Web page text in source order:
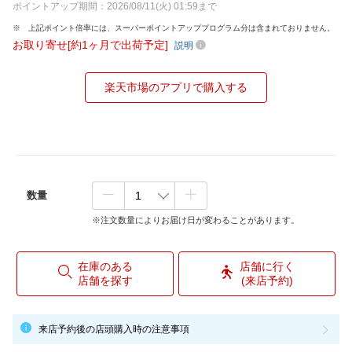
ポイントアップ期間：2026/08/11(火) 01:59まで
上記ポイント倍率には、スーパーポイントアッププログラム分は含まれておりません。
お取り寄せ[約1ヶ月で出荷予定] 説明
楽天市場のアプリで購入する
数量
※注文数量によりお届け日が変わることがあります。
在庫のある
店舗を探す
店舗に行く
(来店予約)
来店予約後の店頭購入時の注意事項